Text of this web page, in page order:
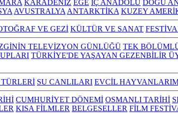
KARADENİZ EGE İÇ ANADOLU DOĞU
AVUSTRALYA ANTARKTİKA KUZEY
VE GEZİ KÜLTÜR VE SANAT
TELEVİZYON GÜNLÜĞÜ TEK
TÜRKİYE'DE YAŞAYAN GEZENBİLİR
SU CANLILARI EVCİL
CUMHURİYET DÖNEMİ OSMANLI TARİHİ
KISA FİLMLER BELGESELLER FİLM